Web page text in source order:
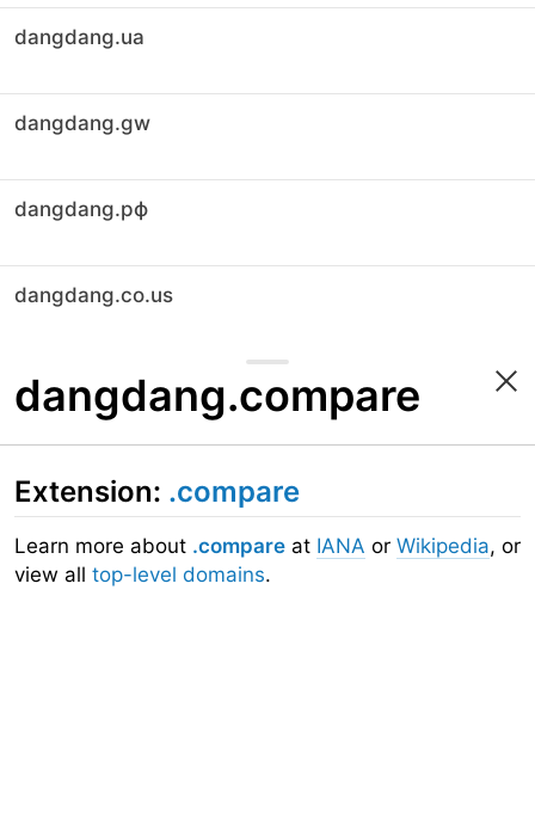
dangdang.ua
dangdang.gw
dangdang.рф
dangdang.co.us
dangdang.compare
Extension: .compare
Learn more about .compare at IANA or Wikipedia, or
view all top-level domains.